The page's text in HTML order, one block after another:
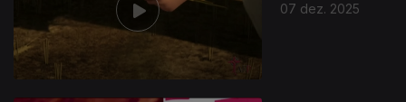
07 dez. 2025